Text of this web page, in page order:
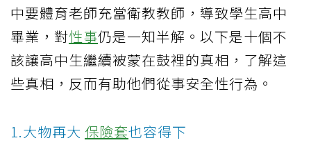
中要體育老師充當衛教教師，導致學生高中
畢業，對性事仍是一知半解。以下是十個不
該讓高中生繼續被蒙在鼓裡的真相，了解這
些真相，反而有助他們從事安全性行為。
1.大物再大 保險套也容得下